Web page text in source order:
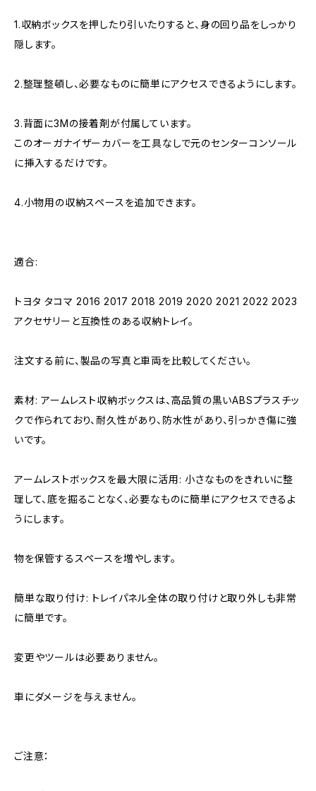
1.収納ボックスを押したり引いたりすると、身の回り品をしっかり
隠します。
2.整理整頓し、必要なものに簡単にアクセスできるようにします。
3.背面に3Mの接着剤が付属しています。
このオーガナイザーカバーを工具なしで元のセンターコンソール
に挿入するだけです。
4.小物用の収納スペースを追加できます。
適合:
トヨタ タコマ 2016 2017 2018 2019 2020 2021 2022 2023
アクセサリーと互換性のある収納トレイ。
注文する前に、製品の写真と車両を比較してください。
素材: アームレスト収納ボックスは、高品質の黒いABSプラスチッ
クで作られており、耐久性があり、防水性があり、引っかき傷に強
いです。
アームレストボックスを最大限に活用: 小さなものをきれいに整
理して、底を掘ることなく、必要なものに簡単にアクセスできるよ
うにします。
物を保管するスペースを増やします。
簡単な取り付け: トレイパネル全体の取り付けと取り外しも非常
に簡単です。
変更やツールは必要ありません。
車にダメージを与えません。
ご注意：